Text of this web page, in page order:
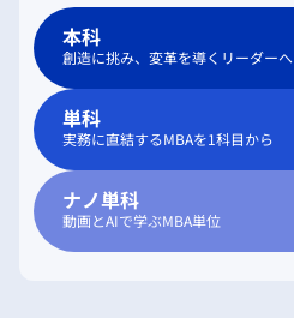
本科
創造に挑み、変革を導くリーダーへ
単科
実務に直結するMBAを1科目から
ナノ単科
動画とAIで学ぶMBA単位